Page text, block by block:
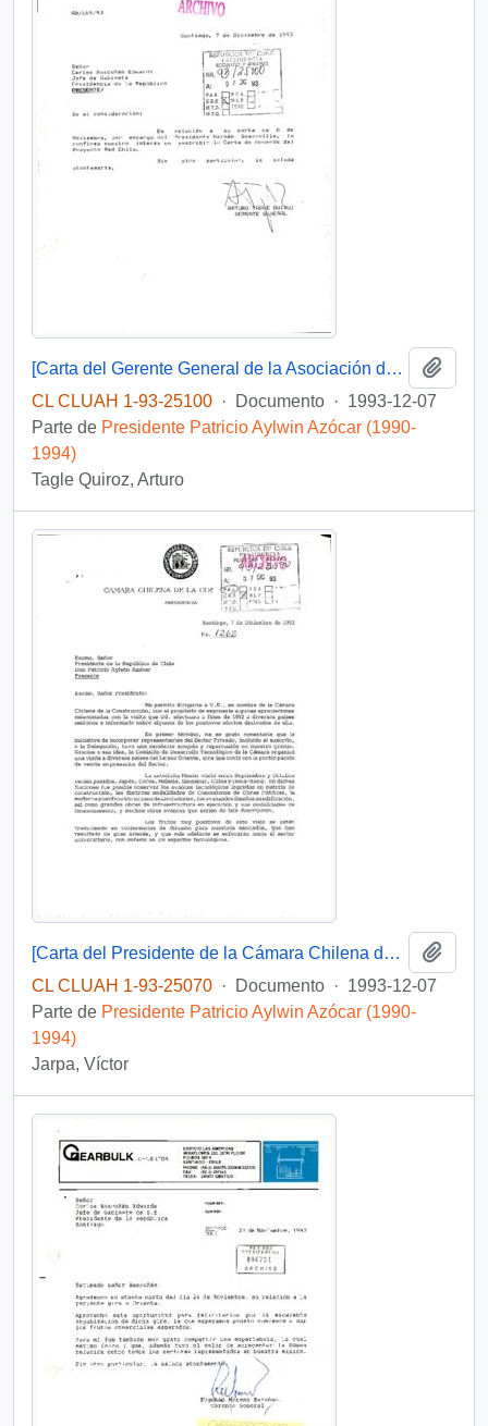
[Carta del Gerente General de la Asociación de Bancos e Instituciones Financieras dirigida al Jefe de Gabinete Presidencial]
CL CLUAH 1-93-25100 · Documento · 1993-12-07
Parte de Presidente Patricio Aylwin Azócar (1990-
1994)
Tagle Quiroz, Arturo
[Carta del Presidente de la Cámara Chilena de la Construcción mediante la cual entrega apreciaciones respecto a gira presidencial en Asia]
CL CLUAH 1-93-25070 · Documento · 1993-12-07
Parte de Presidente Patricio Aylwin Azócar (1990-
1994)
Jarpa, Víctor